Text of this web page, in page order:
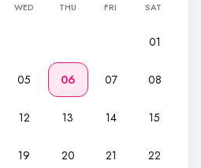
WED THU FRI SAT
01
05 06 07 08
12 13 14 15
19 20 21 22